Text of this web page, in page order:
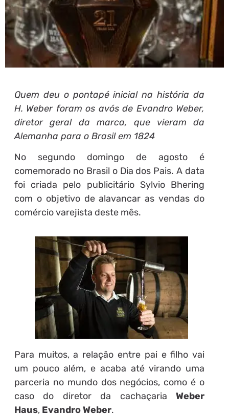
Quem deu o pontapé inicial na história da
H. Weber foram os avós de Evandro Weber,
diretor geral da marca, que vieram da
Alemanha para o Brasil em 1824
No segundo domingo de agosto é
comemorado no Brasil o Dia dos Pais. A data
foi criada pelo publicitário Sylvio Bhering
com o objetivo de alavancar as vendas do
comércio varejista deste mês.
Para muitos, a relação entre pai e filho vai
um pouco além, e acaba até virando uma
parceria no mundo dos negócios, como é o
caso do diretor da cachaçariaWeber
Haus, Evandro Weber.